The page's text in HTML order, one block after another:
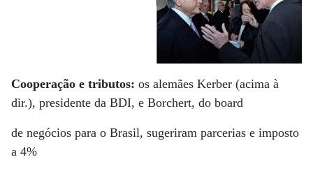
Cooperação e tributos: os alemães Kerber (acima à
dir.), presidente da BDI, e Borchert, do board
de negócios para o Brasil, sugeriram parcerias e imposto
a 4%